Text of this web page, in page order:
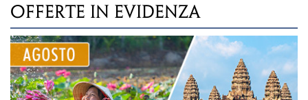
OFFERTE IN EVIDENZA